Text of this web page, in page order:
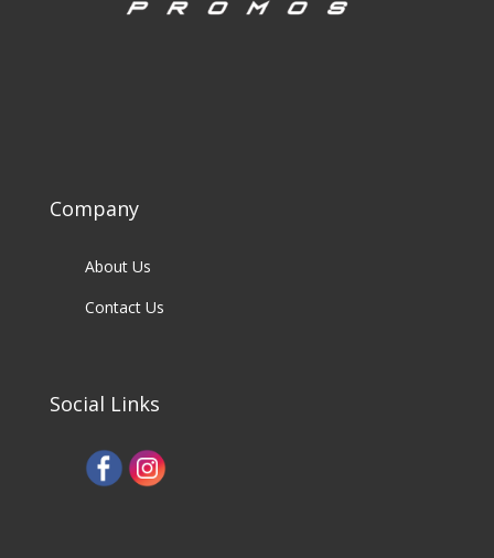
Company
About Us
Contact Us
Social Links